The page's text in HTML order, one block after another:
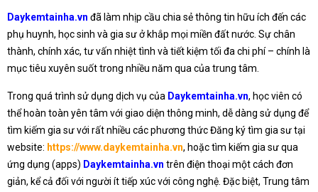
Daykemtainha.vn đã làm nhịp cầu chia sẻ thông tin hữu ích đến các
phụ huynh, học sinh và gia sư ở khắp mọi miền đất nước. Sự chân
thành, chính xác, tư vấn nhiệt tình và tiết kiệm tối đa chi phí – chính là
mục tiêu xuyên suốt trong nhiều năm qua của trung tâm.
Trong quá trình sử dụng dịch vụ của Daykemtainha.vn, học viên có
thể hoàn toàn yên tâm với giao diện thông minh, dễ dàng sử dụng để
tìm kiếm gia sư với rất nhiều các phương thức Đăng ký tìm gia sư tại
website: https://www.daykemtainha.vn, hoặc tìm kiếm gia sư qua
ứng dụng (apps) Daykemtainha.vn trên điện thoại một cách đơn
giản, kể cả đối với người ít tiếp xúc với công nghệ. Đặc biệt, Trung tâm